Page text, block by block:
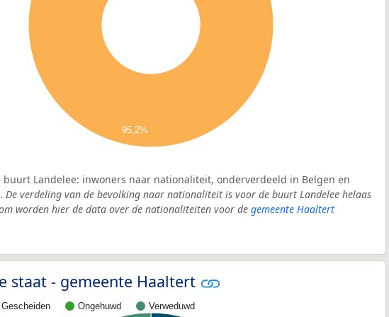
95,2%
buurt Landelee: inwoners naar nationaliteit, onderverdeeld in Belgen en
De verdeling van de bevolking naar nationaliteit is voor de buurt Landelee helaas
worden hier de data over de nationaliteiten voor de gemeente Haaltert
staat - gemeente Haaltert
Gescheiden Ongehuwd Verweduwd